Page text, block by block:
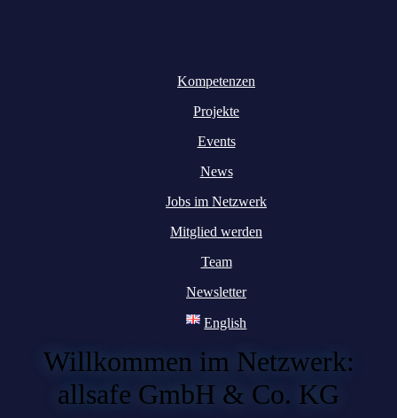
Kompetenzen
Projekte
Events
News
Jobs im Netzwerk
Mitglied werden
Team
Newsletter
English
Willkommen im Netzwerk:
allsafe GmbH & Co. KG